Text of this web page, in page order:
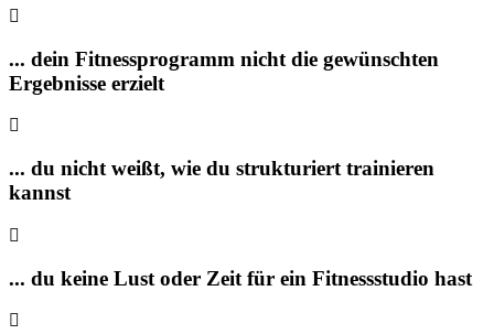
... dein Fitnessprogramm nicht die gewünschten
Ergebnisse erzielt
... du nicht weißt, wie du strukturiert trainieren
kannst
... du keine Lust oder Zeit für ein Fitnessstudio hast